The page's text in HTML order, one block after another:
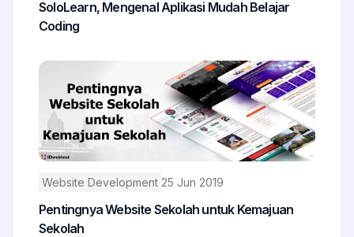
SoloLearn, Mengenal Aplikasi Mudah Belajar
Coding
Website Development 25 Jun 2019
Pentingnya Website Sekolah untuk Kemajuan
Sekolah